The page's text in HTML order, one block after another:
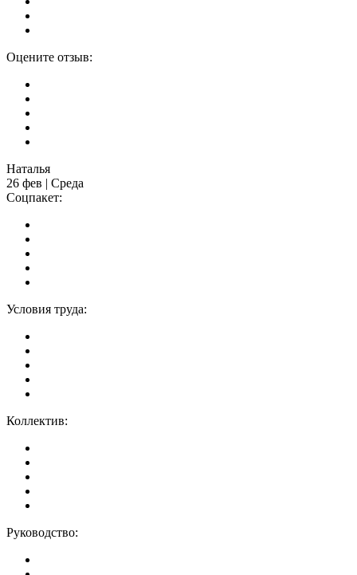
Оцените отзыв:
Наталья
26 фев | Среда
Соцпакет:
Условия труда:
Коллектив:
Руководство: